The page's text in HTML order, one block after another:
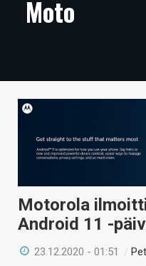
ARTIKKELIT
TECHBBS
TIETOA
HINTA.FI
VAIHDA TEEMA
Moto
Motorola
Android 11 -
23.12.2020 - 01:51 /